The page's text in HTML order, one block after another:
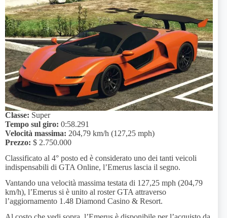
Classe: Super
Tempo sul giro: 0:58.291
Velocità massima: 204,79 km/h (127,25 mph)
Prezzo: $ 2.750.000
Classificato al 4° posto ed è considerato uno dei tanti veicoli
indispensabili di GTA Online, l’Emerus lascia il segno.
Vantando una velocità massima testata di 127,25 mph (204,79
km/h), l’Emerus si è unito al roster GTA attraverso
l’aggiornamento 1.48 Diamond Casino & Resort.